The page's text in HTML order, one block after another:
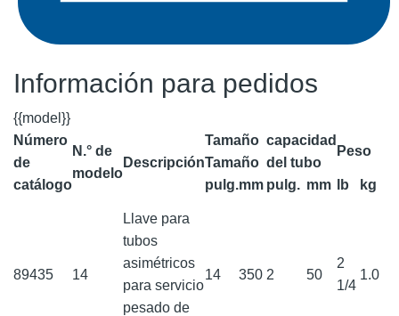
Información para pedidos
{{model}}
Número
de
catálogo
N.° de
modelo
Descripción
Tamaño
Tamaño
capacidad
del tubo
Peso
pulg.mm pulg. mm lb kg
89435 14
Llave para
tubos
asimétricos
para servicio
pesado de
14 350 2 50
2
1/4
1.0